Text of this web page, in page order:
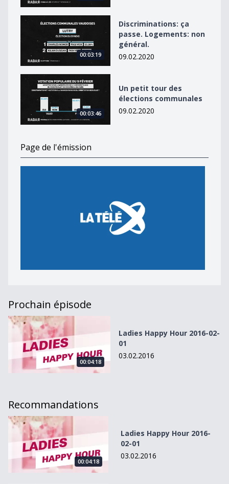
Discriminations: ça passe. Logements: non général.
00:03:19
Discriminations: ça
passe. Logements: non
général.
09.02.2020
Un petit tour des élections communales
00:03:46
Un petit tour des
élections communales
09.02.2020
Page de l'émission
Prochain épisode
Ladies Happy Hour 2016-02-01
00:04:18
Ladies Happy Hour 2016-02-
01
03.02.2016
Recommandations
Ladies Happy Hour 2016-02-01
00:04:18
Ladies Happy Hour 2016-
02-01
03.02.2016